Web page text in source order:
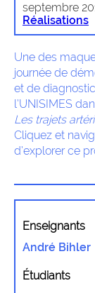
septembre
Réalisations
Une des
journée de
et de
l’UNISIMES
Les trajets
Cliquez et
d’explorer ce
Enseignants
André Bihler
Étudiants